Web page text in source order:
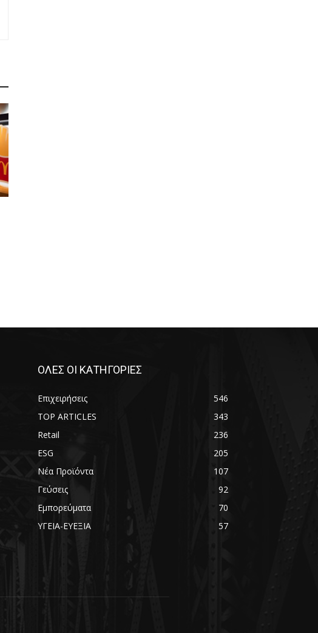
ΟΛΕΣ ΟΙ ΚΑΤΗΓΟΡΙΕΣ
Επιχειρήσεις
546
TOP ARTICLES
343
Retail
236
ESG
205
Νέα Προϊόντα
107
Γεύσεις
92
Εμπορεύματα
70
ΥΓΕΙΑ-ΕΥΕΞΙΑ
57